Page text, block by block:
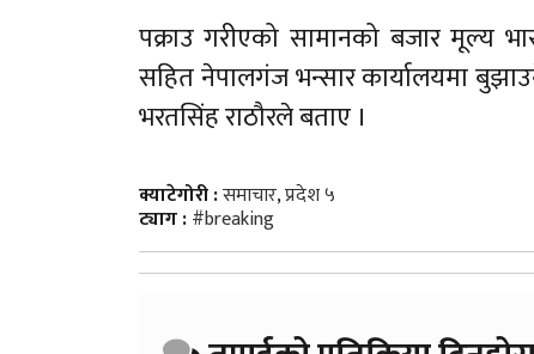
पक्राउ गरीएको सामानको बजार मूल्य
सहित नेपालगंज भन्सार कार्यालयमा
भरतसिंह राठौरले बताए ।
क्याटेगोरी :समाचार,प्रदेश ५
ट्याग :#breaking